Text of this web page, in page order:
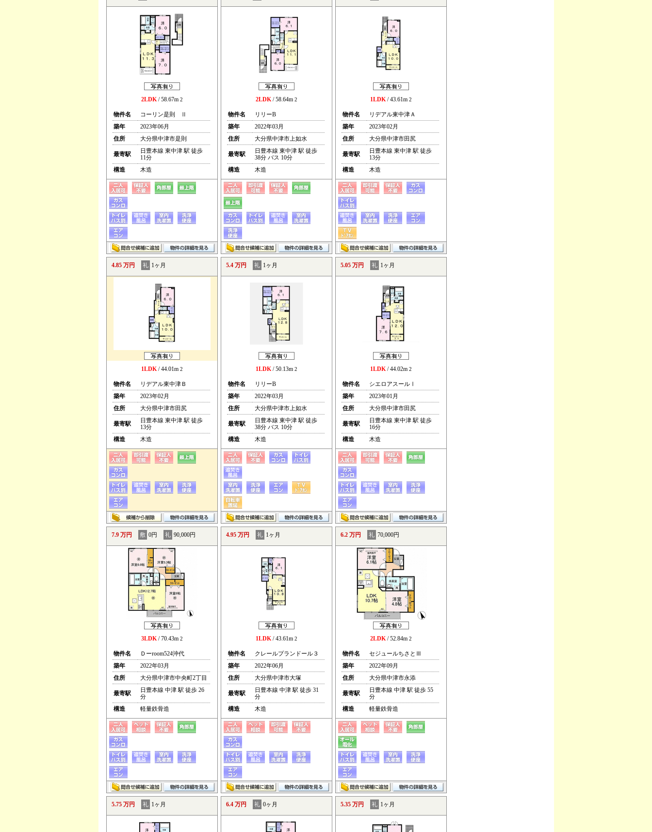
2LDK/ 58.67m 2
物件名
コーリン是則 Ⅱ
築年
2023年06月
住所
大分県中津市是則
最寄駅
日豊本線 東中津 駅 徒歩
11分
構造
木造
2LDK/ 58.64m 2
物件名
リリーB
築年
2022年03月
住所
大分県中津市上如水
最寄駅
日豊本線 東中津 駅 徒歩
38分 バス 10分
構造
木造
1LDK/ 43.61m 2
物件名
リデアル東中津Ａ
築年
2023年02月
住所
大分県中津市田尻
最寄駅
日豊本線 東中津 駅 徒歩
13分
構造
木造
4.85 万円 礼 1ヶ月
1LDK/ 44.01m 2
物件名
リデアル東中津Ｂ
築年
2023年02月
住所
大分県中津市田尻
最寄駅
日豊本線 東中津 駅 徒歩
13分
構造
木造
5.4 万円 礼 1ヶ月
1LDK/ 50.13m 2
物件名
リリーB
築年
2022年03月
住所
大分県中津市上如水
最寄駅
日豊本線 東中津 駅 徒歩
38分 バス 10分
構造
木造
5.05 万円 礼 1ヶ月
1LDK/ 44.02m 2
物件名
シエロアスールⅠ
築年
2023年01月
住所
大分県中津市田尻
最寄駅
日豊本線 東中津 駅 徒歩
16分
構造
木造
7.9 万円 敷 0円 礼 90,000円
3LDK/ 70.43m 2
物件名
Ｄーroom524沖代
築年
2022年03月
住所
大分県中津市中央町2丁目
最寄駅
日豊本線 中津 駅 徒歩 26
分
構造
軽量鉄骨造
4.95 万円 礼 1ヶ月
1LDK/ 43.61m 2
物件名
クレールプランドール３
築年
2022年06月
住所
大分県中津市大塚
最寄駅
日豊本線 中津 駅 徒歩 31
分
構造
木造
6.2 万円 礼 70,000円
2LDK/ 52.84m 2
物件名
セジュールちさとⅢ
築年
2022年09月
住所
大分県中津市永添
最寄駅
日豊本線 中津 駅 徒歩 55
分
構造
軽量鉄骨造
5.75 万円 礼 1ヶ月 6.4 万円 礼 0ヶ月 5.35 万円 礼 1ヶ月